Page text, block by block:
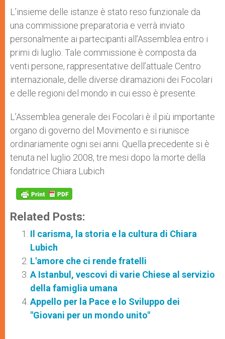
L’insieme delle istanze è stato reso funzionale da
una commissione preparatoria e verrà inviato
personalmente ai partecipanti all’Assemblea entro i
primi di luglio. Tale commissione è composta da
venti persone, rappresentative dell’attuale Centro
internazionale, delle diverse diramazioni dei Focolari
e delle regioni del mondo in cui esso è presente.
L’Assemblea generale dei Focolari è il più importante
organo di governo del Movimento e si riunisce
ordinariamente ogni sei anni. Quella precedente si è
tenuta nel luglio 2008, tre mesi dopo la morte della
fondatrice Chiara Lubich
Related Posts:
Il carisma, la storia e la cultura di Chiara
Lubich
L'amore che ci rende fratelli
A Istanbul, vescovi di varie Chiese al servizio
della famiglia umana
Appello per la Pace e lo Sviluppo dei
"Giovani per un mondo unito"